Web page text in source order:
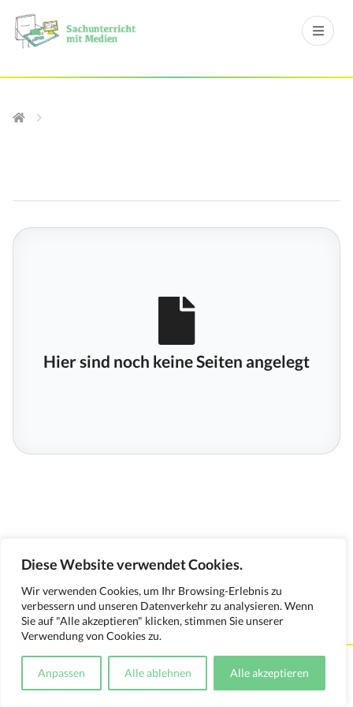
Diese Website verwendet Cookies.
Wir verwenden Cookies, um Ihr Browsing-Erlebnis zu
verbessern und unseren Datenverkehr zu analysieren. Wenn
Sie auf "Alle akzeptieren" klicken, stimmen Sie unserer
Verwendung von Cookies zu.
Anpassen Alle ablehnen Alle akzeptieren
Hier sind noch keine Seiten angelegt
Kontakt Impressum Datenschutzerklärung
Medienverwendungsnachweis